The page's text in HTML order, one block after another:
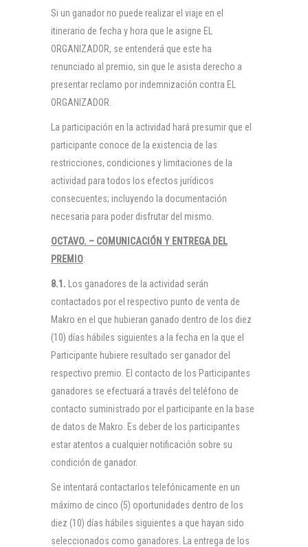
Si un ganador no puede realizar el viaje en el
itinerario de fecha y hora que le asigne EL
ORGANIZADOR, se entenderá que este ha
renunciado al premio, sin que le asista derecho a
presentar reclamo por indemnización contra EL
ORGANIZADOR.
La participación en la actividad hará presumir que el
participante conoce de la existencia de las
restricciones, condiciones y limitaciones de la
actividad para todos los efectos jurídicos
consecuentes; incluyendo la documentación
necesaria para poder disfrutar del mismo.
OCTAVO. – COMUNICACIÓN Y ENTREGA DEL
PREMIO:
8.1. Los ganadores de la actividad serán
contactados por el respectivo punto de venta de
Makro en el que hubieran ganado dentro de los diez
(10) días hábiles siguientes a la fecha en la que el
Participante hubiere resultado ser ganador del
respectivo premio. El contacto de los Participantes
ganadores se efectuará a través del teléfono de
contacto suministrado por el participante en la base
de datos de Makro. Es deber de los participantes
estar atentos a cualquier notificación sobre su
condición de ganador.
Se intentará contactarlos telefónicamente en un
máximo de cinco (5) oportunidades dentro de los
diez (10) días hábiles siguientes a que hayan sido
seleccionados como ganadores. La entrega de los